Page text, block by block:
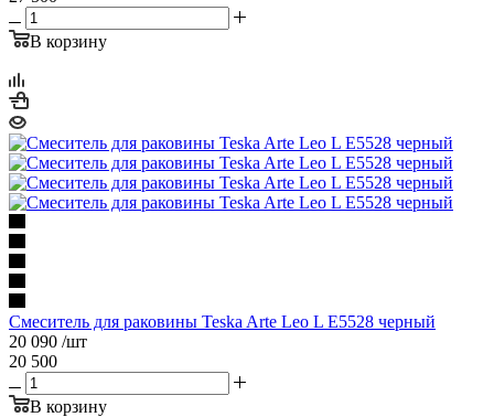
В корзину
Смеситель для раковины Teska Arte Leo L E5528 черный
20 090 /шт
20 500
В корзину